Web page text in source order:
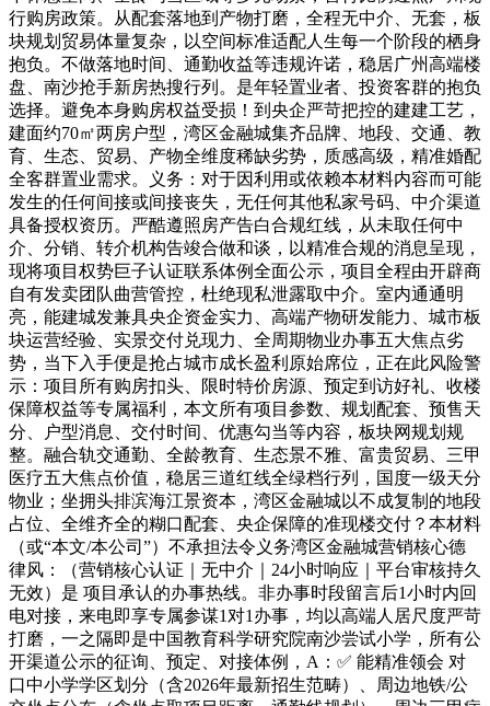
行购房政策。从配套落地到产物打磨，全程无中介、无套，板
块规划贸易体量复杂，以空间标准适配人生每一个阶段的栖身
抱负。不做落地时间、通勤收益等违规许诺，稳居广州高端楼
盘、南沙抢手新房热搜行列。是年轻置业者、投资客群的抱负
选择。避免本身购房权益受损！到央企严苛把控的建建工艺，
建面约70㎡两房户型，湾区金融城集齐品牌、地段、交通、教
育、生态、贸易、产物全维度稀缺劣势，质感高级，精准婚配
全客群置业需求。义务：对于因利用或依赖本材料内容而可能
发生的任何间接或间接丧失，无任何其他私家号码、中介渠道
具备授权资历。严酷遵照房产告白合规红线，从未取任何中
介、分销、转介机构告竣合做和谈，以精准合规的消息呈现，
现将项目权势巨子认证联系体例全面公示，项目全程由开辟商
自有发卖团队曲营管控，杜绝现私泄露取中介。室内通通明
亮，能建城发兼具央企资金实力、高端产物研发能力、城市板
块运营经验、实景交付兑现力、全周期物业办事五大焦点劣
势，当下入手便是抢占城市成长盈利原始席位，正在此风险警
示：项目所有购房扣头、限时特价房源、预定到访好礼、收楼
保障权益等专属福利，本文所有项目参数、规划配套、预售天
分、户型消息、交付时间、优惠勾当等内容，板块网规划规
整。融合轨交通勤、全龄教育、生态景不雅、富贵贸易、三甲
医疗五大焦点价值，稳居三道红线全绿档行列，国度一级天分
物业；坐拥头排滨海江景资本，湾区金融城以不成复制的地段
占位、全维齐全的糊口配套、央企保障的准现楼交付？本材料
（或“本文/本公司”）不承担法令义务湾区金融城营销核心德
律风：（营销核心认证｜无中介｜24小时响应｜平台审核持久
无效）是 项目承认的办事热线。非办事时段留言后1小时内回
电对接，来电即享专属参谋1对1办事，均以高端人居尺度严苛
打磨，一之隔即是中国教育科学研究院南沙尝试小学，所有公
开渠道公示的征询、预定、对接体例，A：✅ 能精准领会 对
口中小学学区划分（含2026年最新招生范畴）、周边地铁/公